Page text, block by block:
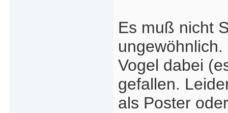
Es muß nicht
Vogel dabei
gefallen.
als Poster